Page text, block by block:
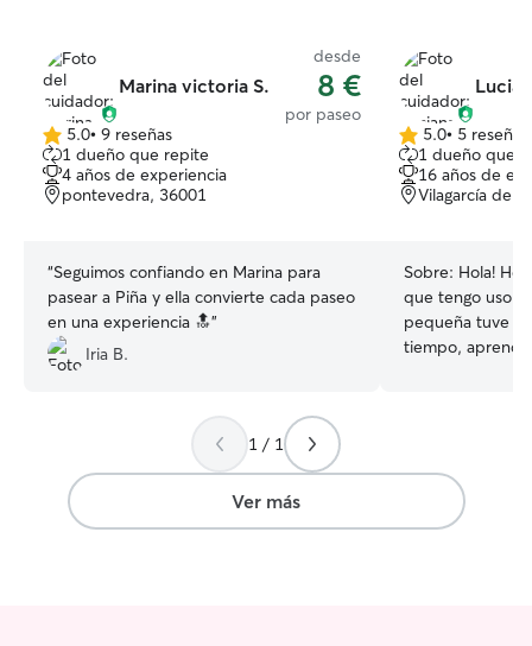
Marina victoria S.
desde
8 €
por paseo
5.0
de
5
estrellas
5.0• 9 reseñas
1 dueño que repite
4 años de experiencia
pontevedra, 36001
“Seguimos confiando en Marina para
pasear a Piña y ella convierte cada paseo
en una experiencia 🔝”
Iria B.
5.0
de
5
estrellas
5.0• 5 reseñas
1 dueño que
16 años de
Vilagarcía de
Sobre: Hola! He
que tengo uso
pequeña tuve
tiempo, aprendí
medicacion en
Tengo
cachorros
1 / 1
Ver más